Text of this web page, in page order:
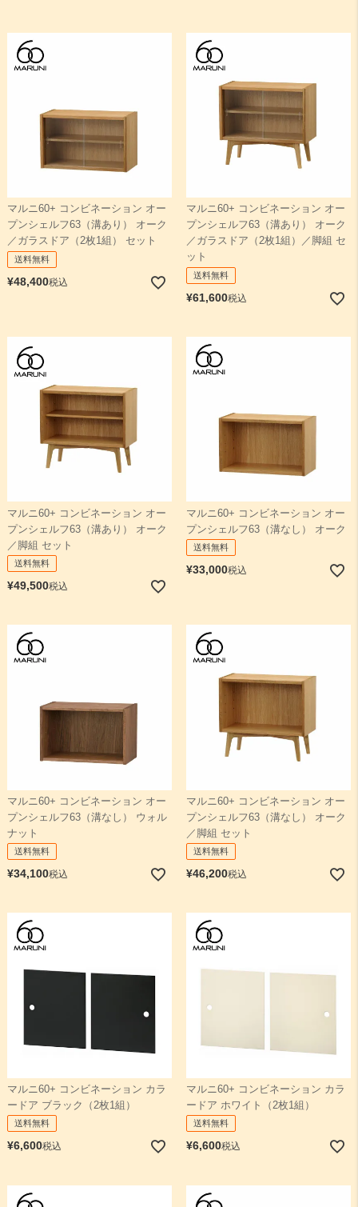
マルニ60+ コンビネーション オー
プンシェルフ63（溝あり） オーク
／ガラスドア（2枚1組） セット
送料無料
¥48,400税込
マルニ60+ コンビネーション オー
プンシェルフ63（溝あり） オーク
／ガラスドア（2枚1組）／脚組 セ
ット
送料無料
¥61,600税込
マルニ60+ コンビネーション オー
プンシェルフ63（溝あり） オーク
／脚組 セット
送料無料
¥49,500税込
マルニ60+ コンビネーション オー
プンシェルフ63（溝なし） オーク
送料無料
¥33,000税込
マルニ60+ コンビネーション オー
プンシェルフ63（溝なし） ウォル
ナット
送料無料
¥34,100税込
マルニ60+ コンビネーション オー
プンシェルフ63（溝なし） オーク
／脚組 セット
送料無料
¥46,200税込
マルニ60+ コンビネーション カラ
ードア ブラック（2枚1組）
送料無料
¥6,600税込
マルニ60+ コンビネーション カラ
ードア ホワイト（2枚1組）
送料無料
¥6,600税込